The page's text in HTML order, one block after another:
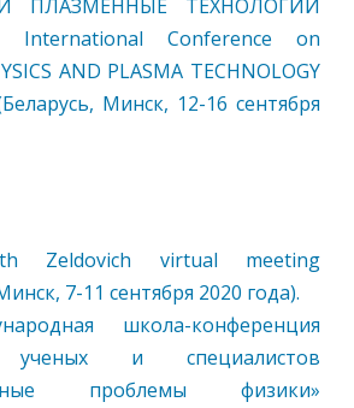
ПЛАЗМЕННЫЕ ТЕХНОЛОГИИ
Conference on
AND PLASMA TECHNOLOGY
Минск, 12-16 сентября
Zeldovich virtual meeting
7-11 сентября 2020 года).
школа-конференция
ученых и специалистов
проблемы физики»